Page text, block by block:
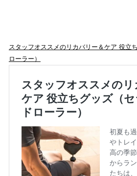
スタッフオススメのリカバリー＆ケア 役立
ローラー）